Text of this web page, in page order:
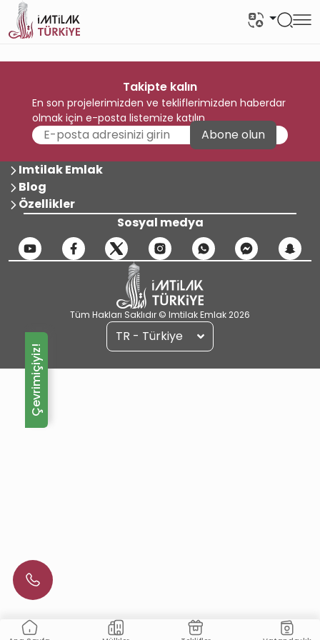
Takipte kalın
En son projelerimizden ve tekliflerimizden haberdar
olmak için e-posta listemize katılın
Abone olun
Imtilak Emlak
Blog
Özellikler
Sosyal medya
Tüm Hakları Saklıdır © Imtilak Emlak 2026
TR - Türkiye
Çevrimiçiyiz!